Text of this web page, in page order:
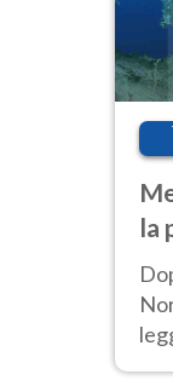
la